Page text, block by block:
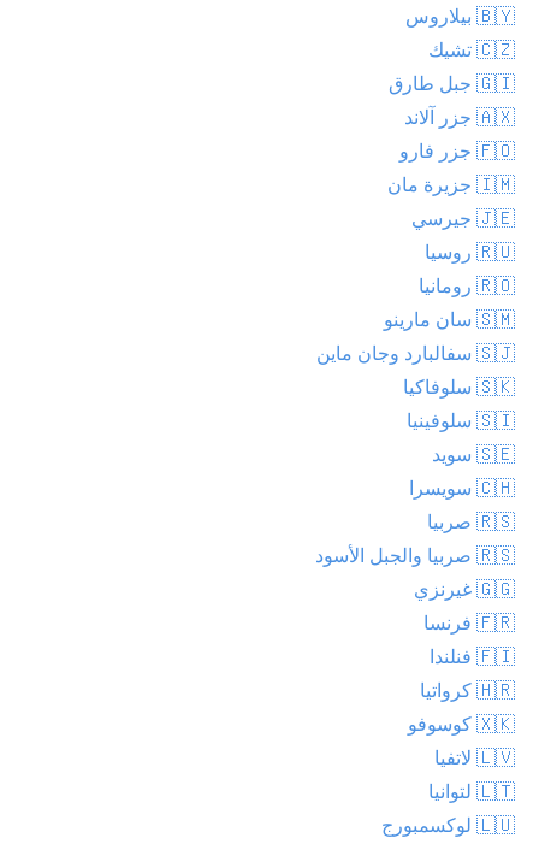
🇧🇾 بيلاروس
🇨🇿 تشيك
🇬🇮 جبل طارق
🇦🇽 جزر آلاند
🇫🇴 جزر فارو
🇮🇲 جزيرة مان
🇯🇪 جيرسي
🇷🇺 روسيا
🇷🇴 رومانيا
🇸🇲 سان مارينو
🇸🇯 سفالبارد وجان ماين
🇸🇰 سلوفاكيا
🇸🇮 سلوفينيا
🇸🇪 سويد
🇨🇭 سويسرا
🇷🇸 صربيا
🇷🇸 صربيا والجبل الأسود
🇬🇬 غيرنزي
🇫🇷 فرنسا
🇫🇮 فنلندا
🇭🇷 كرواتيا
🇽🇰 كوسوفو
🇱🇻 لاتفيا
🇱🇹 لتوانيا
🇱🇺 لوكسمبورج